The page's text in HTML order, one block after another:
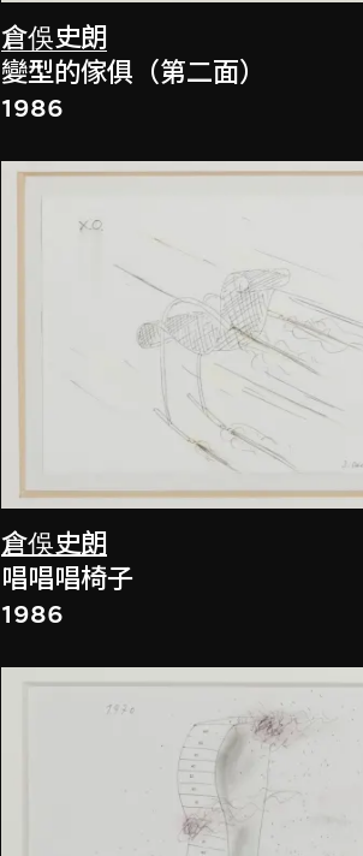
倉俁史朗
變型的傢俱（第二面）
1986
倉俁史朗
唱唱唱椅子
1986